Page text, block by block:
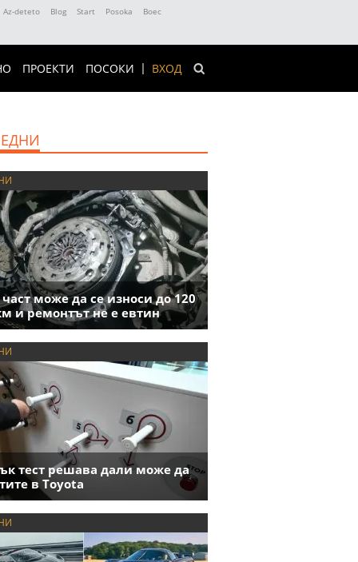
Az-deteto Blog Start Posoka
Boec
ВХОД
ПРОЕКТИ ПОСОКИ
може да се износи до 120
и ремонтът не е евтин
тест решава дали може да
в Toyota